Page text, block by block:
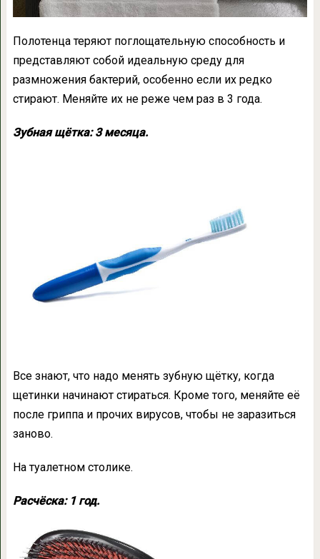
Полотенца теряют поглощательную способность и
представляют собой идеальную среду для
размножения бактерий, особенно если их редко
стирают. Меняйте их не реже чем раз в 3 года.
Зубная щётка: 3 месяца.
Все знают, что надо менять зубную щётку, когда
щетинки начинают стираться. Кроме того, меняйте её
после гриппа и прочих вирусов, чтобы не заразиться
заново.
На туалетном столике.
Расчёска: 1 год.